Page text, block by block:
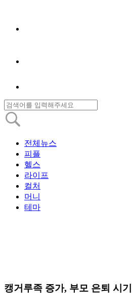
전체뉴스
피플
헬스
라이프
컬처
머니
테마
캥거루족 증가, 부모 은퇴 시